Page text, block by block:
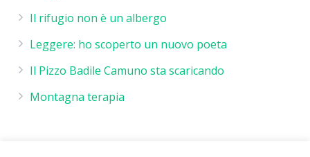
Il rifugio non è un albergo
Leggere: ho scoperto un nuovo poeta
Il Pizzo Badile Camuno sta scaricando
Montagna terapia